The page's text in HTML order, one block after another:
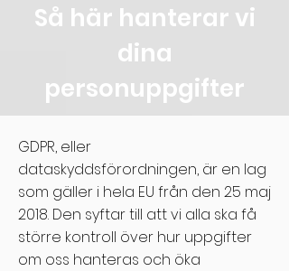
Så här hanterar vi
dina
personuppgifter
GDPR, eller
dataskyddsförordningen, är en lag
som gäller i hela EU från den 25 maj
2018. Den syftar till att vi alla ska få
större kontroll över hur uppgifter
om oss hanteras och öka